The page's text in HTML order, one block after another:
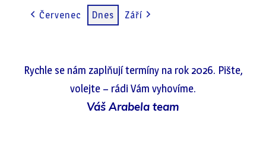
Červenec Dnes Září
Rychle se nám zaplňují termíny na rok 2026. Pište,
volejte – rádi Vám vyhovíme.
Váš Arabela team